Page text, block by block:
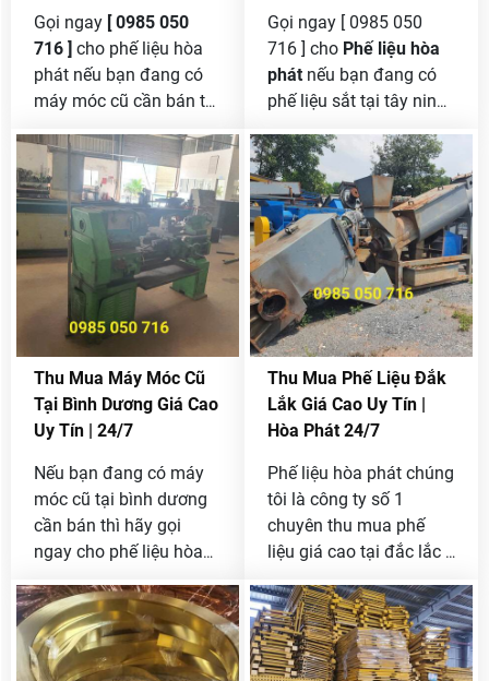
Gọi ngay [ 0985 050
716 ] cho phế liệu hòa
phát nếu bạn đang có
máy móc cũ cần bán tại
được đơn vị nào có uy
tín để thanh lý được giá
cao .
Gọi ngay [ 0985 050
716 ] cho Phế liệu hòa
phát nếu bạn đang có
phế liệu sắt tại tây ninh
công lớn nhất tại đây
mua sắt phế liệu nên
bạn yên tâm khi gọi đến
cho chúng tôi , mua với
khới lượng lớn không
giới hạn giá thì cao nhất
thị trường .
Thu Mua Máy Móc Cũ
Tại Bình Dương Giá Cao
Uy Tín | 24/7
Nếu bạn đang có máy
móc cũ tại bình dương
cần bán thì hãy gọi
ngay cho phế liệu hòa
Hotline[ 0985 050 716 ]
để được thanh lý máy
móc cũ với giá tốt nhất
Thu Mua Phế Liệu Đắk
Lắk Giá Cao Uy Tín |
Hòa Phát 24/7
Phế liệu hòa phát chúng
tôi là công ty số 1
chuyên thu mua phế
liệu giá cao tại đắc lắc ,
doanh nghiệp đang có
phế liệu cần bán hãy
liên hệ ngay với chúng